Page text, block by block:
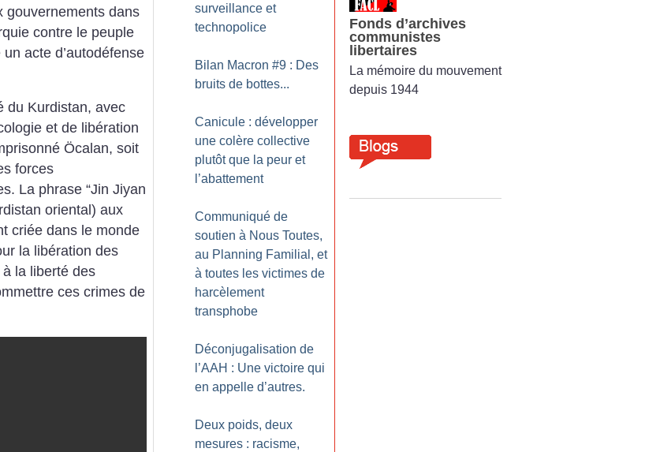
gouvernements dans
contre le peuple
acte d’autodéfense
du Kurdistan, avec
et de libération
Öcalan, soit
forces
La phrase “Jin Jiyan
oriental) aux
criée dans le monde
la libération des
la liberté des
ces crimes de
surveillance et
technopolice
Bilan Macron #9 : Des
bruits de bottes...
Canicule : développer
une colère collective
plutôt que la peur et
l’abattement
Communiqué de
soutien à Nous Toutes,
au Planning Familial, et
à toutes les victimes de
harcèlement
transphobe
Déconjugalisation de
l’AAH : Une victoire qui
en appelle d’autres.
Deux poids, deux
mesures : racisme,
Fonds d’archives
communistes
libertaires
La mémoire du mouvement
depuis 1944